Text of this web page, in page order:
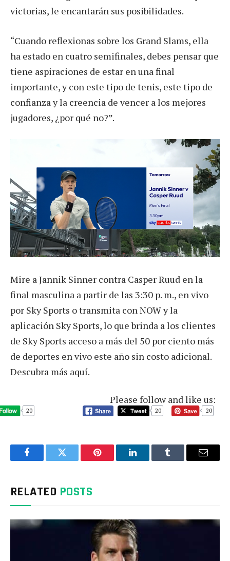
victorias, le encantarán sus posibilidades.
“Cuando reflexionas sobre los Grand Slams, ella
ha estado en cuatro semifinales, debes pensar que
tiene aspiraciones de estar en una final
importante, y con este tipo de tenis, este tipo de
confianza y la creencia de vencer a los mejores
jugadores, ¿por qué no?”.
Mire a Jannik Sinner contra Casper Ruud en la
final masculina a partir de las 3:30 p. m., en vivo
por Sky Sports o transmita con NOW y la
aplicación Sky Sports, lo que brinda a los clientes
de Sky Sports acceso a más del 50 por ciento más
de deportes en vivo este año sin costo adicional.
Descubra más aquí.
Please follow and like us:
20 20 20
FacebookTwitter Pinterest LinkedInTumblr Email
RELATED POSTS